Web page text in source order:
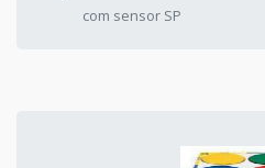
com sensor SP